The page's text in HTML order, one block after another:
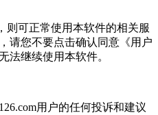
则可正常使用本软件的相关服
请您不要点击确认同意《用户
法继续使用本软件。
用户的任何投诉和建议